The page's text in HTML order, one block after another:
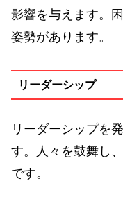
影響を与えます。
姿勢があります。
リーダーシップ
リーダーシップを
す。人々を鼓舞し
です。